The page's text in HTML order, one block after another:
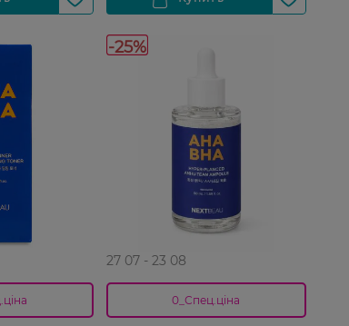
-25%
27 07 - 23 08
0_Спец.ціна